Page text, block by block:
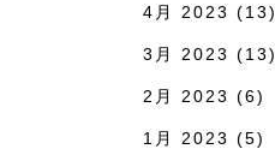
4月 2023 (13)
3月 2023 (13)
2月 2023 (6)
1月 2023 (5)